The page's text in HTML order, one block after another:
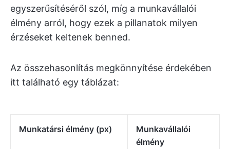
egyszerűsítéséről szól, míg a munkavállalói
élmény arról, hogy ezek a pillanatok milyen
érzéseket keltenek benned.
Az összehasonlítás megkönnyítése érdekében
itt található egy táblázat:
Munkatársi élmény (px)
Munkavállalói
élmény